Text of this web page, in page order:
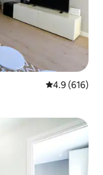
Calificación
4.9 (616)